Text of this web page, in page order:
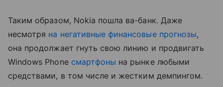
Таким образом, Nokia пошла ва-банк. Даже
несмотря на негативные финансовые прогнозы,
она продолжает гнуть свою линию и продвигать
Windows Phone смартфоны на рынке любыми
средствами, в том числе и жестким демпингом.